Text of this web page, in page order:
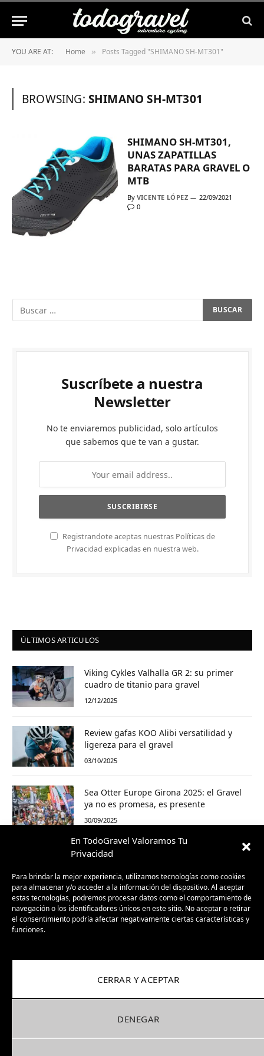
En TodoGravel Valoramos Tu
Privacidad
Para brindar la mejor experiencia, utilizamos tecnologías como cookies
para almacenar y/o acceder a la información del dispositivo. Al aceptar
estas tecnologías, podremos procesar datos como el comportamiento de
navegación o los identificadores únicos en este sitio. No aceptar o retirar
el consentimiento podría afectar negativamente ciertas características y
funciones.
CERRAR Y ACEPTAR
DENEGAR
YOU ARE AT: Home » Posts Tagged "SHIMANO SH-MT301"
BROWSING: SHIMANO SH-MT301
SHIMANO SH-MT301,
UNAS ZAPATILLAS
BARATAS PARA GRAVEL O
MTB
By VICENTE LÓPEZ
22/09/2021
0
Suscríbete a nuestra
Newsletter
No te enviaremos publicidad, solo artículos
que sabemos que te van a gustar.
Registrandote aceptas nuestras Políticas de
Privacidad explicadas en nuestra web.
ÚLTIMOS ARTICULOS
Viking Cykles Valhalla GR 2: su primer
cuadro de titanio para gravel
12/12/2025
Review gafas KOO Alibi versatilidad y
ligereza para el gravel
03/10/2025
Sea Otter Europe Girona 2025: el Gravel
ya no es promesa, es presente
30/09/2025
BH GravelX: la gravel diseñada para
23/09/2025
FacebookX
(Twitter)
Instagram